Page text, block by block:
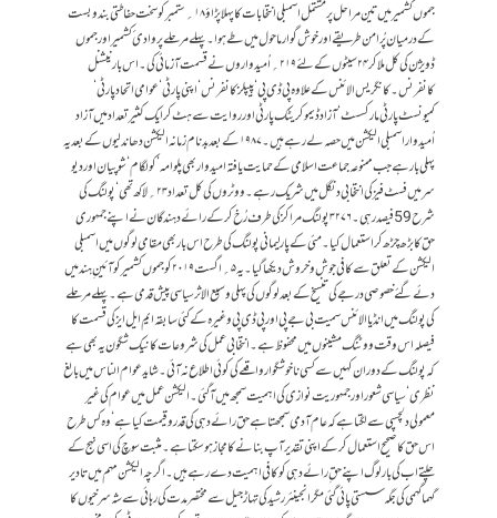
جموں کشمیر میں تین مراحل پرمشتمل اسمبلی انتخابات کا پہلاپڑاؤ ۱۸؍ ستمبر کو سخت حفاطتی بندوبست
کے درمیان پُرامن طریقے اور خوش گوار ماحول میں طے ہو ا۔ پہلے مرحلے پر وادی ٔ کشمیر اور جموں
ڈویژن کی کل ملاکر۲۴ سیٹوں کے لئے ۲۱۹؍اُمیدواروں نے قسمت آزمائی کی ۔ اس بار نیشنل
کانفرنس ۔ کانگریس الائنس کے علاوہ پی ڈی پی ‘ پیپلز کانفرنس‘ اپنی پارٹی‘ عوامی اتحاد پارٹی ‘
کمیونسٹ پارٹی مارکسسٹ ‘آزاد ڈیموکریٹک پارٹی اور روایت سے ہٹ کر ایک کثیر تعداد میں آزاد
اُمیدوار اسمبلی الیکشن میں حصہ لے رہے ہیں۔ ۱۹۸۷ کے بعد بدنام زمانہ الیکشن دھاندلیوں کے بعد یہ
پہلی بار ہے جب ممنوعہ جماعت اسلامی کے حمایت یافتہ امیدوار بھی پلوامہ‘ کولگام‘ شوپیان اور دیو
سر میں فسٹ فیز کی انتخابی دنگل میں شریک رہے۔ووٹروں کی کل تعداد ۲۳؍ لاکھ تھی ‘ پولنگ کی
شرح 59 فیصد رہی ۔۳۲۷۶ پولنگ مراکز کی طرف رُ خ کر کے رائے دہندگان نے اپنے جمہوری
حق کا بڑھ چڑھ کر استعمال کیا ۔ مئی کے پارلیمانی پولنگ کی طرح اس بار بھی مقامی لوگوں میں اسمبلی
الیکشن کے تعلق سے کافی جوش وخروش دیکھا گیا ۔ یہ۵؍ اگست ۲۰۱۹ کو جموں کشمیر کو آئین ِ ہند میں
دئے گئےخصوصی درجے کی تنسیخ کے بعد لوگوں کی پہلی وسیع الاثر سیاسی پیش قدمی ہے ۔ پہلے مرحلے
کی پولنگ میں انڈیا الائنس سمیت بی جے پی اور پی ڈی پی وغیرہ کے کئی سابقہ ایم ایل ایز کی قسمت کا
فیصلہ اس وقت ووٹنگ مشینوں میں محفوظ ہے ۔انتخابی عمل کی شروعات کا نیک شگون یہ بھی ہے
کہ پولنگ کے دوران کہیں سے کسی ناخوشگوار واقعے کی کوئی اطلاع نہ آئی۔ شاید عوام الناس میں بالغ
نظری‘ سیاسی شعور اور جمہوریت نوازی کی اہمیت سمجھ میں آگئی ۔ ا لیکشن عمل میں عوام کی غیر
معمولی دلچسپی سے لگتا ہے کہ عام آدمی سمجھتا ہے حق رائے دہی کی قدروقیمت کیا ہے ‘ وہ کس طرح
اس حق کا صحیح استعمال کرکے اپنی تقدیر آپ بنانے کامجاز ہوسکتا ہے۔ مثبت سوچ کی اسی نہج کے
چلتے اب کی بار لوگ اپنے حق ِرائے دہی کو کافی اہمیت دے رہےہیں ۔ اگرچہ الیکشن مہم میں تادیر
گہماگہمی کی جگہ سستی پائی گئی مگر انجینئر رشید کی تہاڑ جیل سے مختصرمدت کی رہائی سے شہ سرخیوں کا